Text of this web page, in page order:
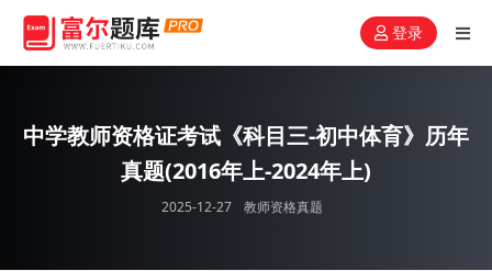
登录
中学教师资格证考试《科目三-初中体育》历年
真题(2016年上-2024年上)
2025-12-27 教师资格真题